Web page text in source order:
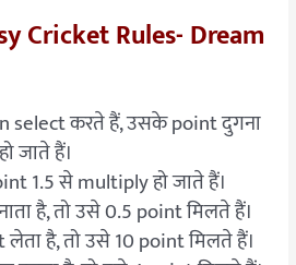
Cricket Rules- Dream
select करते हैं, उसके point दुगना
जाते हैं।
1.5 से multiply हो जाते हैं।
है, तो उसे 0.5 point मिलते हैं।
है, तो उसे 10 point मिलते हैं।